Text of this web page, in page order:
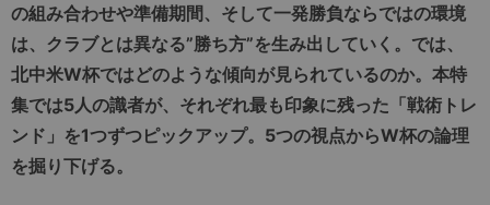
の組み合わせや準備期間、そして一発勝負ならではの環境
は、クラブとは異なる”勝ち方”を生み出していく。では、
北中米W杯ではどのような傾向が見られているのか。本特
集では5人の識者が、それぞれ最も印象に残った「戦術トレ
ンド」を1つずつピックアップ。5つの視点からW杯の論理
を掘り下げる。